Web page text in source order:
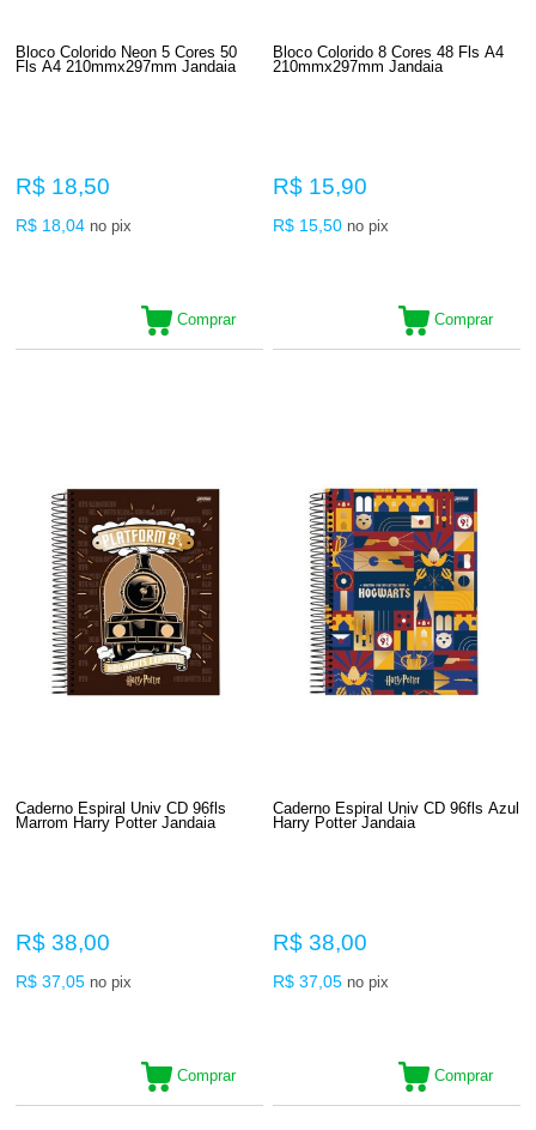
Bloco Colorido Neon 5 Cores 50
Fls A4 210mmx297mm Jandaia
R$ 18,50
R$ 18,04 no pix
Comprar
Bloco Colorido 8 Cores 48 Fls A4
210mmx297mm Jandaia
R$ 15,90
R$ 15,50 no pix
Comprar
Caderno Espiral Univ CD 96fls
Marrom Harry Potter Jandaia
R$ 38,00
R$ 37,05 no pix
Comprar
Caderno Espiral Univ CD 96fls Azul
Harry Potter Jandaia
R$ 38,00
R$ 37,05 no pix
Comprar